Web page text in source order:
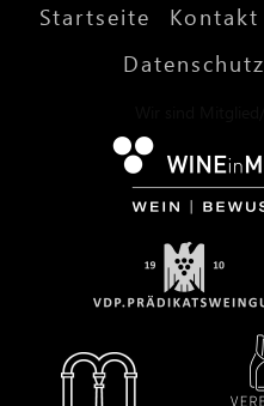
Startseite Kontakt
Datenschutz